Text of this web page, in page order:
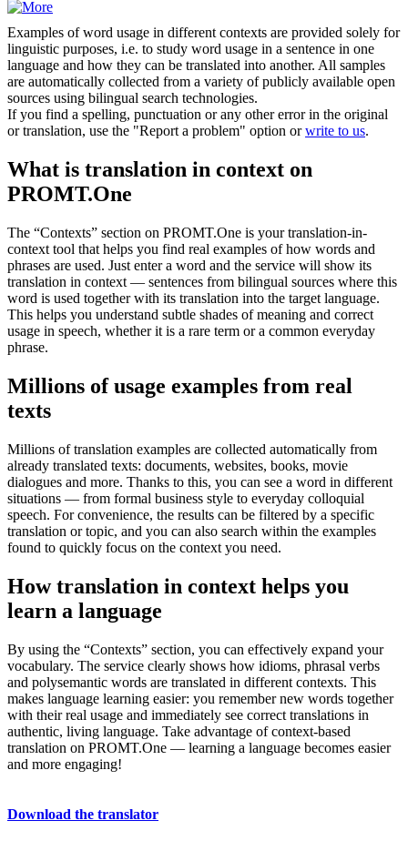
Examples of word usage in different contexts are provided solely for
linguistic purposes, i.e. to study word usage in a sentence in one
language and how they can be translated into another. All samples
are automatically collected from a variety of publicly available open
sources using bilingual search technologies.
If you find a spelling, punctuation or any other error in the original
or translation, use the "Report a problem" option orwrite to us.
What is translation in context on
PROMT.One
The “Contexts” section on PROMT.One is your translation-in-
context tool that helps you find real examples of how words and
phrases are used. Just enter a word and the service will show its
translation in context — sentences from bilingual sources where this
word is used together with its translation into the target language.
This helps you understand subtle shades of meaning and correct
usage in speech, whether it is a rare term or a common everyday
phrase.
Millions of usage examples from real
texts
Millions of translation examples are collected automatically from
already translated texts: documents, websites, books, movie
dialogues and more. Thanks to this, you can see a word in different
situations — from formal business style to everyday colloquial
speech. For convenience, the results can be filtered by a specific
translation or topic, and you can also search within the examples
found to quickly focus on the context you need.
How translation in context helps you
learn a language
By using the “Contexts” section, you can effectively expand your
vocabulary. The service clearly shows how idioms, phrasal verbs
and polysemantic words are translated in different contexts. This
makes language learning easier: you remember new words together
with their real usage and immediately see correct translations in
authentic, living language. Take advantage of context-based
translation on PROMT.One — learning a language becomes easier
and more engaging!
Download the translator